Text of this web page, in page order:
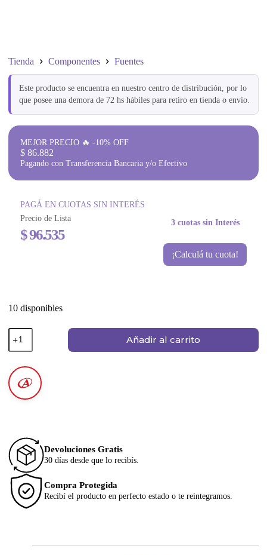
Tienda Componentes Fuentes
Este producto se encuentra en nuestro centro de distribución, por lo
que posee una demora de 72 hs hábiles para retiro en tienda o envío.
MEJOR PRECIO 🔥 -10% OFF
$ 86.882
Pagando con Transferencia Bancaria y/o Efectivo
PAGÁ EN CUOTAS SIN INTERÉS
Precio de Lista
$96.535
3 cuotas sin Interés
¡Calculá tu cuota!
10 disponibles
Añadir al carrito
Devoluciones Gratis
30 días desde que lo recibís.
Compra Protegida
Recibí el producto en perfecto estado o te reintegramos.